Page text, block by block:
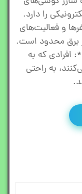
را دارد.
و فعالیت‌های
برق محدود است.
افرادی که به
به راحتی